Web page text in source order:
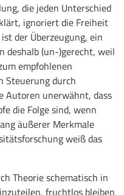
die jeden Unterschied
ignoriert die Freiheit
der Überzeugung, ein
deshalb (un-)gerecht, weil
empfohlenen
Steuerung durch
Autoren unerwähnt, dass
die Folge sind, wenn
äußerer Merkmale
weiß das
Theorie schematisch in
fruchtlos bleiben